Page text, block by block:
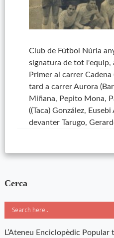
Club de Fútbol Núria
signatura de tot l'equip,
Primer al carrer
tard a carrer Aurora
Miñana, Pepito Mona,
((Taca) González,
devanter Tarugo,
Cerca
L’Ateneu Enciclopèdic